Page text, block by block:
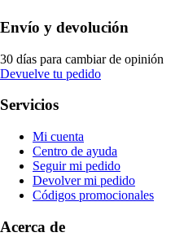
Envío y devolución
30 días para cambiar de opinión
Devuelve tu pedido
Servicios
Mi cuenta
Centro de ayuda
Seguir mi pedido
Devolver mi pedido
Códigos promocionales
Acerca de